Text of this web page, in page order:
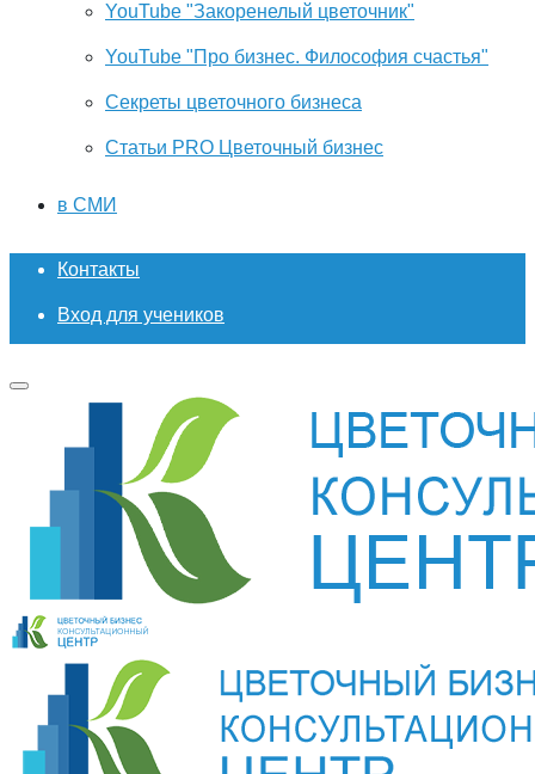
YouTube "Закоренелый цветочник"
YouTube "Про бизнес. Философия счастья"
Секреты цветочного бизнеса
Статьи PRO Цветочный бизнес
в СМИ
Контакты
Вход для учеников